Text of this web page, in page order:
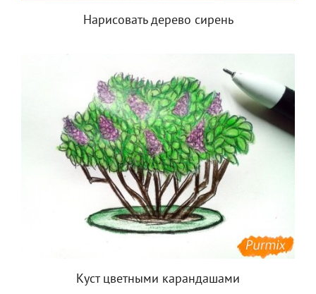
Нарисовать дерево сирень
Куст цветными карандашами